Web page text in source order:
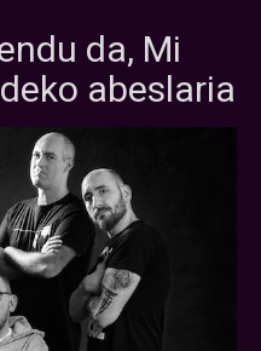
da, Mi
abeslaria